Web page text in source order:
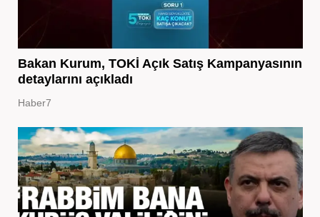
Bakan Kurum, TOKİ Açık Satış Kampanyasının
detaylarını açıkladı
Haber7